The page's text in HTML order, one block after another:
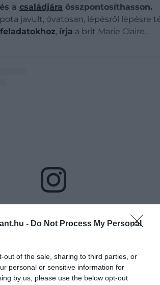
- Do Not Process My Personal
out of the sale, sharing to third parties, or
personal or sensitive information for
by us, please use the below opt-out
a családjára összpontosíthasson.
javult, óvatosan, lépésről lépésre
, írja a brit Marie Claire.